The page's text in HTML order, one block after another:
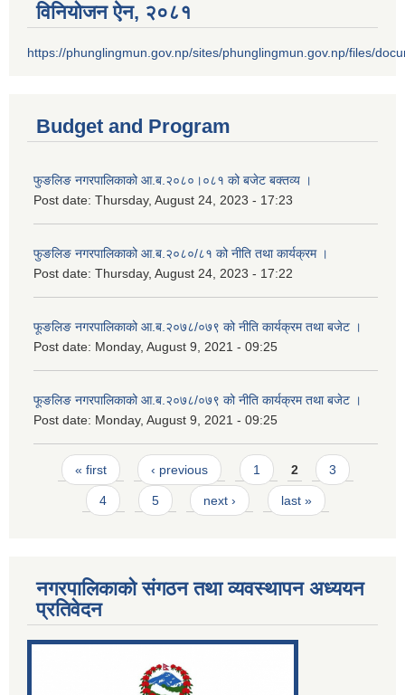
विनियोजन ऐन‚ २०८१
https://phunglingmun.gov.np/sites/phunglingmun.gov.np/files/
Budget and Program
फुङलिङ नगरपालिकाको आ.ब.२०८०।०८१ को बजेट बक्तव्य ।
Post date: Thursday, August 24, 2023 - 17:23
फुङलिङ नगरपालिकाको आ.ब.२०८०/८१ को नीति तथा कार्यक्रम ।
Post date: Thursday, August 24, 2023 - 17:22
फूङलिङ नगरपालिकाको आ.ब.२०७८/०७९ को नीति कार्यक्रम तथा बजेट ।
Post date: Monday, August 9, 2021 - 09:25
फूङलिङ नगरपालिकाको आ.ब.२०७८/०७९ को नीति कार्यक्रम तथा बजेट ।
Post date: Monday, August 9, 2021 - 09:25
Pages
« first ‹ previous 1 2 3
4 5 next › last »
नगरपालिकाको संगठन तथा व्यवस्थापन अध्ययन
प्रतिवेदन